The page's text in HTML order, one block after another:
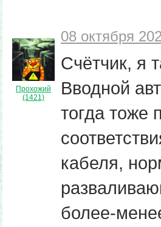
Прохожий
(1421)
08 октября
Счётчик, я
Вводной
тогда тоже
кабеля,
более-